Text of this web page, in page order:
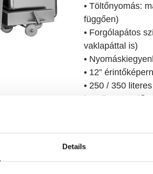
Details
• Töltőnyomás:
függően)
• Forgólapátos
vaklapáttal is)
•
• 12”
• 250 / 350
kocsihoz emelő
• Opcionális
gyártásához